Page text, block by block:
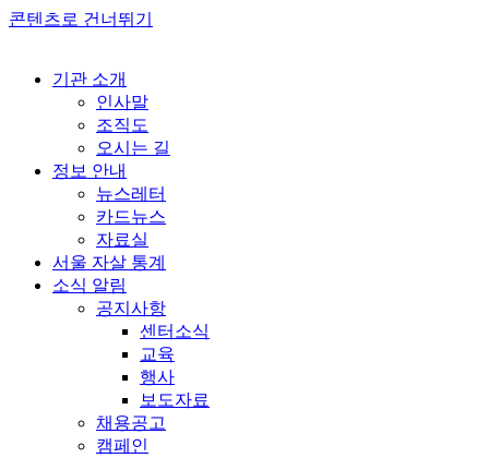
콘텐츠로 건너뛰기
기관 소개
인사말
조직도
오시는 길
정보 안내
뉴스레터
카드뉴스
자료실
서울 자살 통계
소식 알림
공지사항
센터소식
교육
행사
보도자료
채용공고
캠페인